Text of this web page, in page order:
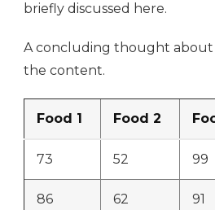
briefly discussed here.
A concluding thought
the content.
Food 1 Food 2
73 52 99
86 62 91